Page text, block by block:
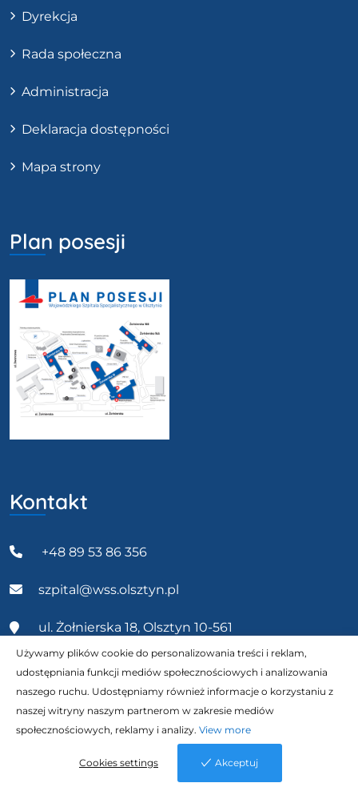
Dyrekcja
Rada społeczna
Administracja
Deklaracja dostępności
Mapa strony
Plan posesji
Kontakt
+48 89 53 86 356
szpital@wss.olsztyn.pl
ul. Żołnierska 18, Olsztyn 10-561
Wszystkie prawa zastrzeżone 2023 © Wojewódzki
Szpital Specjalistyczny w Olsztynie. | Realizacja
NETTOM
Używamy plików cookie do personalizowania treści i reklam,
udostępniania funkcji mediów społecznościowych i analizowania
naszego ruchu. Udostępniamy również informacje o korzystaniu z
naszej witryny naszym partnerom w zakresie mediów
społecznościowych, reklamy i analizy. View more
Cookies settings Akceptuj
Cookies settings